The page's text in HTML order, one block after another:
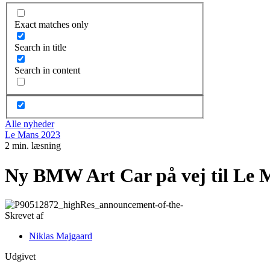
Exact matches only
Search in title
Search in content
Alle nyheder
Le Mans 2023
2 min. læsning
Ny BMW Art Car på vej til Le
Skrevet af
Niklas Majgaard
Udgivet